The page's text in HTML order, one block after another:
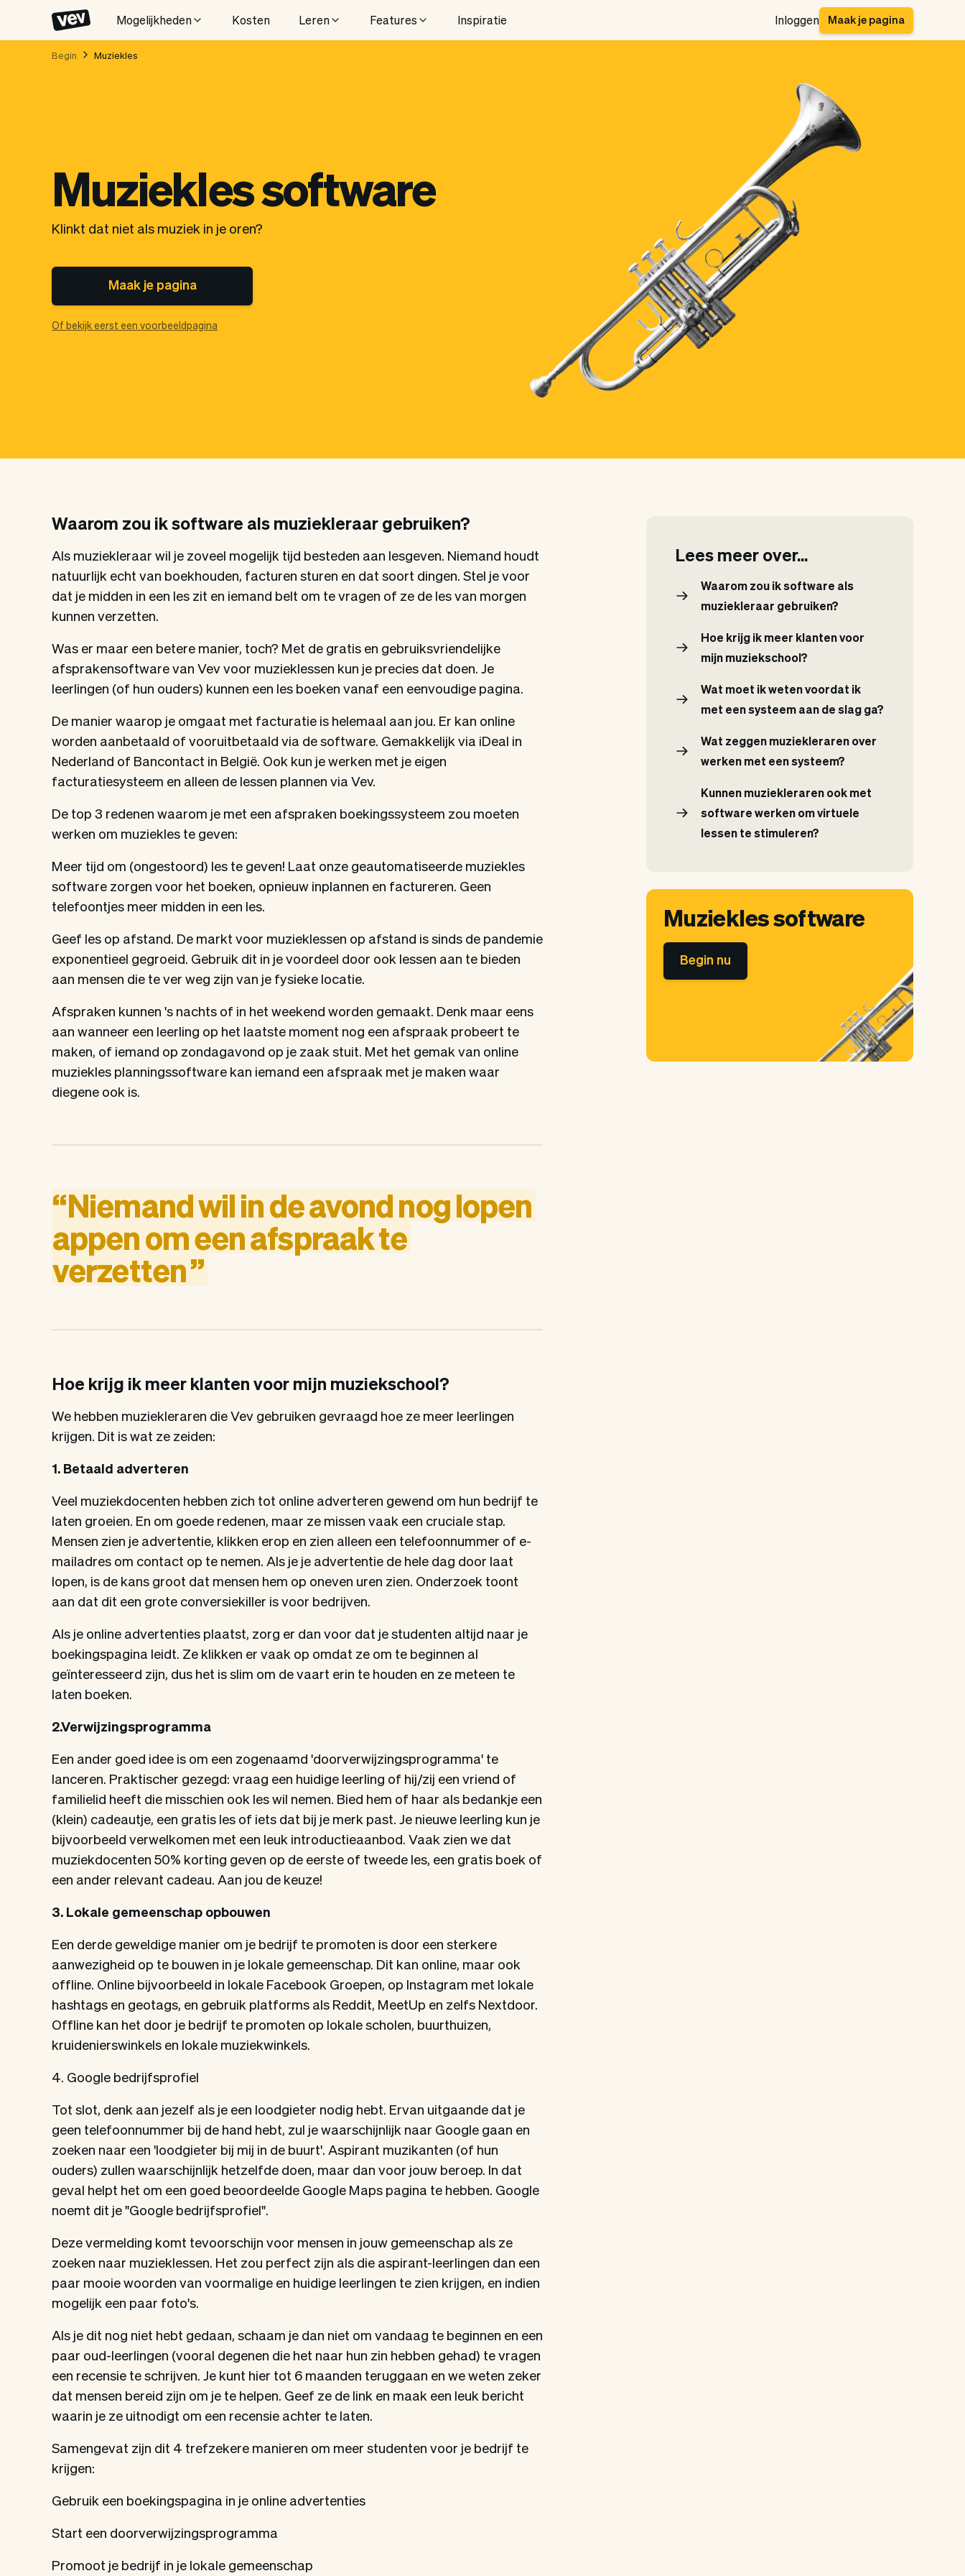
Mogelijkheden Kosten Leren Features Inspiratie Inloggen Maak je pagina
Begin Muziekles
Muziekles software
Klinkt dat niet als muziek in je oren?
Maak je pagina
Of bekijk eerst een voorbeeldpagina
Waarom zou ik software als muziekleraar gebruiken?
Als muziekleraar wil je zoveel mogelijk tijd besteden aan lesgeven. Niemand houdt
natuurlijk echt van boekhouden, facturen sturen en dat soort dingen. Stel je voor
dat je midden in een les zit en iemand belt om te vragen of ze de les van morgen
kunnen verzetten.
Was er maar een betere manier, toch? Met de gratis en gebruiksvriendelijke
afsprakensoftware van Vev voor muzieklessen kun je precies dat doen. Je
leerlingen (of hun ouders) kunnen een les boeken vanaf een eenvoudige pagina.
De manier waarop je omgaat met facturatie is helemaal aan jou. Er kan online
worden aanbetaald of vooruitbetaald via de software. Gemakkelijk via iDeal in
Nederland of Bancontact in België. Ook kun je werken met je eigen
facturatiesysteem en alleen de lessen plannen via Vev.
De top 3 redenen waarom je met een afspraken boekingssysteem zou moeten
werken om muziekles te geven:
Meer tijd om (ongestoord) les te geven! Laat onze geautomatiseerde muziekles
software zorgen voor het boeken, opnieuw inplannen en factureren. Geen
telefoontjes meer midden in een les.
Geef les op afstand. De markt voor muzieklessen op afstand is sinds de pandemie
exponentieel gegroeid. Gebruik dit in je voordeel door ook lessen aan te bieden
aan mensen die te ver weg zijn van je fysieke locatie.
Afspraken kunnen 's nachts of in het weekend worden gemaakt. Denk maar eens
aan wanneer een leerling op het laatste moment nog een afspraak probeert te
maken, of iemand op zondagavond op je zaak stuit. Met het gemak van online
muziekles planningssoftware kan iemand een afspraak met je maken waar
diegene ook is.
“Niemandwilindeavondnoglopen
appenomeenafspraakte
verzetten”
Hoe krijg ik meer klanten voor mijn muziekschool?
We hebben muziekleraren die Vev gebruiken gevraagd hoe ze meer leerlingen
krijgen. Dit is wat ze zeiden:
1. Betaald adverteren
Veel muziekdocenten hebben zich tot online adverteren gewend om hun bedrijf te
laten groeien. En om goede redenen, maar ze missen vaak een cruciale stap.
Mensen zien je advertentie, klikken erop en zien alleen een telefoonnummer of e-
mailadres om contact op te nemen. Als je je advertentie de hele dag door laat
lopen, is de kans groot dat mensen hem op oneven uren zien. Onderzoek toont
aan dat dit een grote conversiekiller is voor bedrijven.
Als je online advertenties plaatst, zorg er dan voor dat je studenten altijd naar je
boekingspagina leidt. Ze klikken er vaak op omdat ze om te beginnen al
geïnteresseerd zijn, dus het is slim om de vaart erin te houden en ze meteen te
laten boeken.
2.Verwijzingsprogramma
Een ander goed idee is om een zogenaamd 'doorverwijzingsprogramma' te
lanceren. Praktischer gezegd: vraag een huidige leerling of hij/zij een vriend of
familielid heeft die misschien ook les wil nemen. Bied hem of haar als bedankje een
(klein) cadeautje, een gratis les of iets dat bij je merk past. Je nieuwe leerling kun je
bijvoorbeeld verwelkomen met een leuk introductieaanbod. Vaak zien we dat
muziekdocenten 50% korting geven op de eerste of tweede les, een gratis boek of
een ander relevant cadeau. Aan jou de keuze!
3. Lokale gemeenschap opbouwen
Een derde geweldige manier om je bedrijf te promoten is door een sterkere
aanwezigheid op te bouwen in je lokale gemeenschap. Dit kan online, maar ook
offline. Online bijvoorbeeld in lokale Facebook Groepen, op Instagram met lokale
hashtags en geotags, en gebruik platforms als Reddit, MeetUp en zelfs Nextdoor.
Offline kan het door je bedrijf te promoten op lokale scholen, buurthuizen,
kruidenierswinkels en lokale muziekwinkels.
4. Google bedrijfsprofiel
Tot slot, denk aan jezelf als je een loodgieter nodig hebt. Ervan uitgaande dat je
geen telefoonnummer bij de hand hebt, zul je waarschijnlijk naar Google gaan en
zoeken naar een 'loodgieter bij mij in de buurt'. Aspirant muzikanten (of hun
ouders) zullen waarschijnlijk hetzelfde doen, maar dan voor jouw beroep. In dat
geval helpt het om een goed beoordeelde Google Maps pagina te hebben. Google
noemt dit je "Google bedrijfsprofiel".
Deze vermelding komt tevoorschijn voor mensen in jouw gemeenschap als ze
zoeken naar muzieklessen. Het zou perfect zijn als die aspirant-leerlingen dan een
paar mooie woorden van voormalige en huidige leerlingen te zien krijgen, en indien
mogelijk een paar foto's.
Als je dit nog niet hebt gedaan, schaam je dan niet om vandaag te beginnen en een
paar oud-leerlingen (vooral degenen die het naar hun zin hebben gehad) te vragen
een recensie te schrijven. Je kunt hier tot 6 maanden teruggaan en we weten zeker
dat mensen bereid zijn om je te helpen. Geef ze de link en maak een leuk bericht
waarin je ze uitnodigt om een recensie achter te laten.
Samengevat zijn dit 4 trefzekere manieren om meer studenten voor je bedrijf te
krijgen:
Gebruik een boekingspagina in je online advertenties
Start een doorverwijzingsprogramma
Promoot je bedrijf in je lokale gemeenschap
Lees meer over...
Waarom zou ik software als
muziekleraar gebruiken?
Hoe krijg ik meer klanten voor
mijn muziekschool?
Wat moet ik weten voordat ik
met een systeem aan de slag ga?
Wat zeggen muziekleraren over
werken met een systeem?
Kunnen muziekleraren ook met
software werken om virtuele
lessen te stimuleren?
Muziekles software
Begin nu